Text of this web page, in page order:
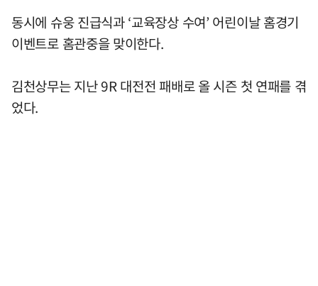
동시에 슈웅 진급식과 ‘교육장상 수여’ 어린이날 홈경기
이벤트로 홈관중을 맞이한다.
김천상무는 지난 9R 대전전 패배로 올 시즌 첫 연패를 겪
었다.